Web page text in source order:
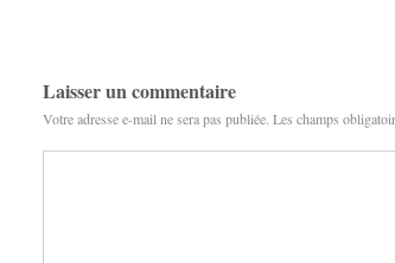
Laisser un commentaire
Votre adresse e-mail ne sera pas publiée. Les champs